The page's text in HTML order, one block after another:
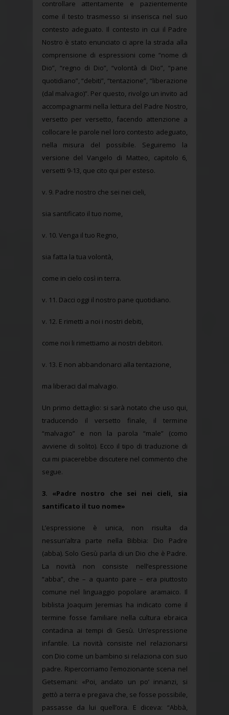
controllare attentamente e pazientemente
come il testo trasmesso si inserisca nel suo
contesto adeguato. Il contesto in cui il Padre
Nostro è stato enunciato ci apre la strada alla
comprensione di espressioni come “nome di
Dio”, “regno di Dio”, “volontà di Dio”, “pane
quotidiano”, “debiti”, “tentazione”, “liberazione
(dal malvagio)”. Per questo, rivolgo un invito ad
accompagnarmi nella lettura del Padre Nostro,
versetto per versetto, facendo attenzione a
collocare le parole nel loro contesto adeguato,
nella misura del possibile. Seguiremo la
versione del Vangelo di Matteo, capitolo 6,
versetti 9-13, que cito qui per esteso.
v. 9. Padre nostro che sei nei cieli,
sia santificato il tuo nome,
v. 10. Venga il tuo Regno,
sia fatta la tua volontà,
come in cielo così in terra.
v. 11. Dacci oggi il nostro pane quotidiano.
v. 12. E rimetti a noi i nostri debiti,
come noi li rimettiamo ai nostri debitori.
v. 13. E non abbandonarci alla tentazione,
ma liberaci dal malvagio.
Un primo dettaglio: si sarà notato che uso qui,
traducendo il versetto finale, il termine
“malvagio” e non la parola “male” (como
avviene di solito). Ecco il tipo di traduzione di
cui mi piacerebbe discutere nel commento che
segue.
3. «Padre nostro che sei nei cieli, sia
santificato il tuo nome»
L’espressione è unica, non risulta da
nessun’altra parte nella Bibbia: Dio Padre
(abba). Solo Gesù parla di un Dio che è Padre.
La novità non consiste nell’espressione
“abba”, che – a quanto pare – era piuttosto
comune nel linguaggio popolare aramaico. Il
biblista Joaquim Jeremias ha indicato come il
termine fosse familiare nella cultura ebraica
contadina ai tempi di Gesù. Un’espressione
infantile. La novità consiste nel relazionarsi
con Dio come un bambino si relaziona con suo
padre. Ripercorriamo l’emozionante scena nel
Getsemani: «Poi, andato un po’ innanzi, si
gettò a terra e pregava che, se fosse possibile,
passasse da lui quell’ora. E diceva: “Abbà,